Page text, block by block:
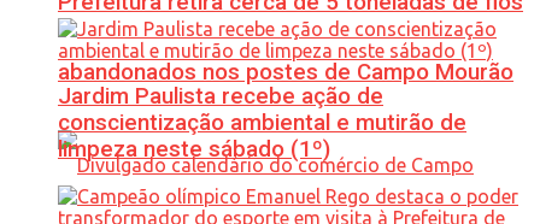
abandonados nos postes de Campo Mourão
Jardim Paulista recebe ação de
conscientização ambiental e mutirão de
limpeza neste sábado (1º)